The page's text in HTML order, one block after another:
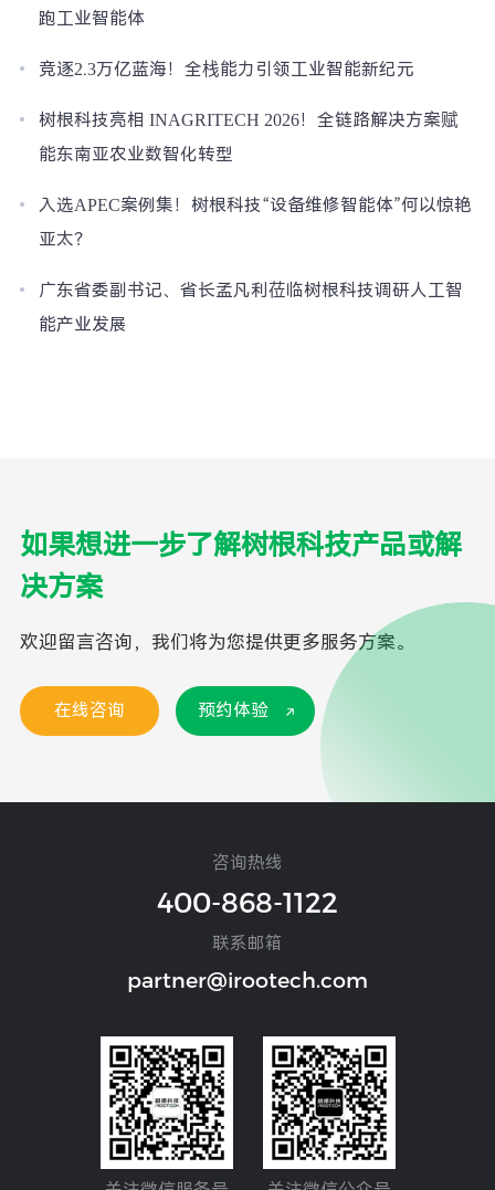
跑工业智能体
竞逐2.3万亿蓝海！全栈能力引领工业智能新纪元
树根科技亮相 INAGRITECH 2026！全链路解决方案赋
能东南亚农业数智化转型
入选APEC案例集！树根科技“设备维修智能体”何以惊艳
亚太？
广东省委副书记、省长孟凡利莅临树根科技调研人工智
能产业发展
如果想进一步了解树根科技产品或解
决方案
欢迎留言咨询，我们将为您提供更多服务方案。
在线咨询 预约体验
咨询热线
400-868-1122
联系邮箱
partner@irootech.com